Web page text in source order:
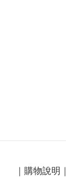
｜購物說明｜